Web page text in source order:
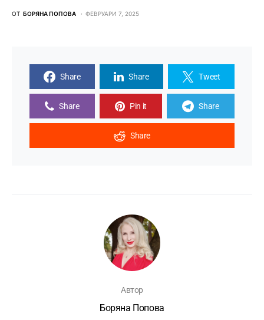
ОТ БОРЯНА ПОПОВА ФЕВРУАРИ 7, 2025
Share Share Tweet
Share Pin it Share
Share
Автор
Боряна Попова